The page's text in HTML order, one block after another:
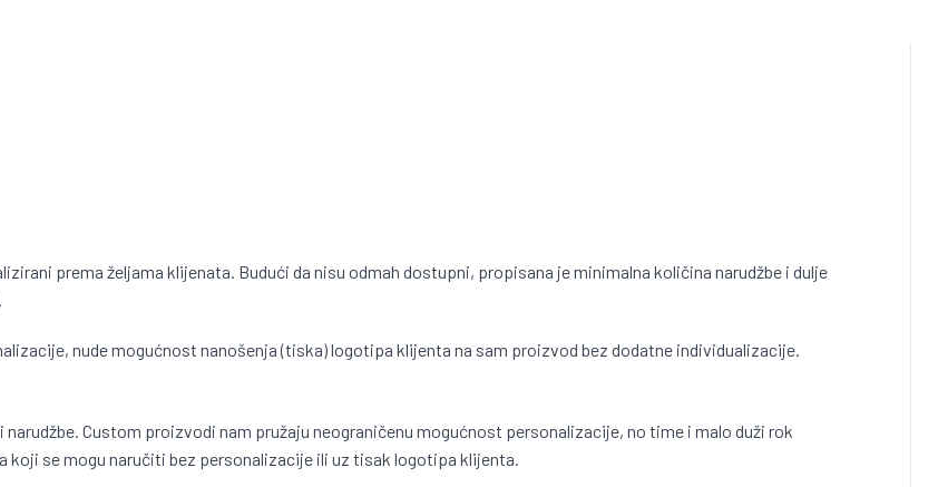
prema željama klijenata. Budući da nisu odmah dostupni, propisana je minimalna količina narudžbe i dulje
nude mogućnost nanošenja (tiska) logotipa klijenta na sam proizvod bez dodatne individualizacije.
Custom proizvodi nam pružaju neograničenu mogućnost personalizacije, no time i malo duži rok
se mogu naručiti bez personalizacije ili uz tisak logotipa klijenta.